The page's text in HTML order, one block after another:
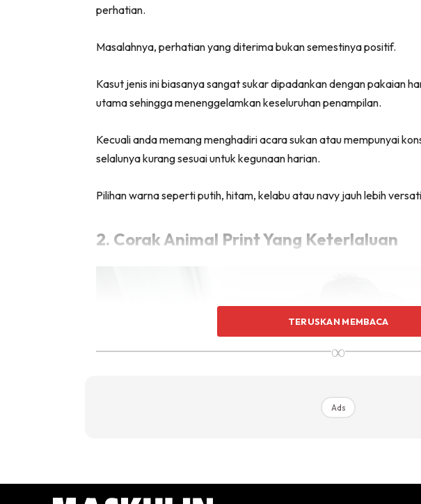
perhatian.
Masalahnya, perhatian yang diterima bukan semestinya positif.
Kasut jenis ini biasanya sangat sukar dipadankan dengan pakaian
utama sehingga menenggelamkan keseluruhan penampilan.
Kecuali anda memang menghadiri acara sukan atau mempunyai
selalunya kurang sesuai untuk kegunaan harian.
Pilihan warna seperti putih, hitam, kelabu atau navy jauh lebih
2. Corak Animal Print Yang Keterlaluan
TERUSKAN MEMBACA
∞
Ads